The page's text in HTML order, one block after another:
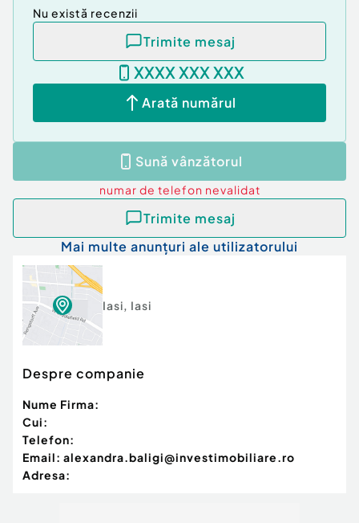
Nu există recenzii
Trimite mesaj
XXXX XXX XXX
Arată numărul
Sună vânzătorul
numar de telefon nevalidat
Trimite mesaj
Mai multe anunțuri ale utilizatorului
Iasi, Iasi
Despre companie
Nume Firma:
Cui:
Telefon:
Email: alexandra.baligi@investimobiliare.ro
Adresa: